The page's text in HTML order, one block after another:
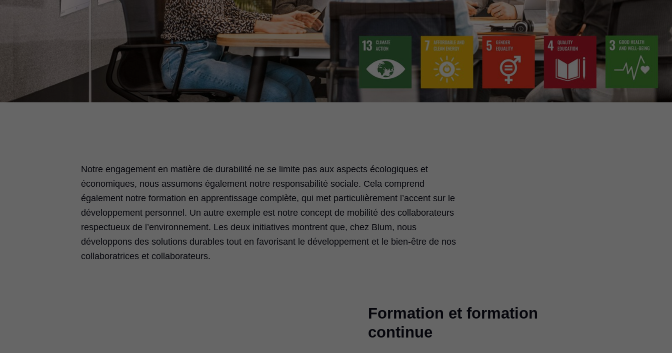
Notre engagement en matière de durabilité ne se limite pas aux aspects écologiques et
économiques, nous assumons également notre responsabilité sociale. Cela comprend
également notre formation en apprentissage complète, qui met particulièrement l’accent sur le
développement personnel. Un autre exemple est notre concept de mobilité des collaborateurs
respectueux de l’environnement. Les deux initiatives montrent que, chez Blum, nous
développons des solutions durables tout en favorisant le développement et le bien-être de nos
collaboratrices et collaborateurs.
Formation et formation
continue